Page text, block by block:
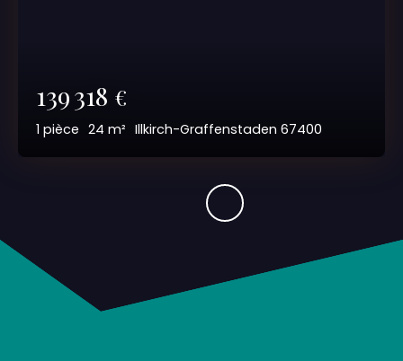
139 318 €
1 pièce 24 m² Illkirch-Graffenstaden 67400